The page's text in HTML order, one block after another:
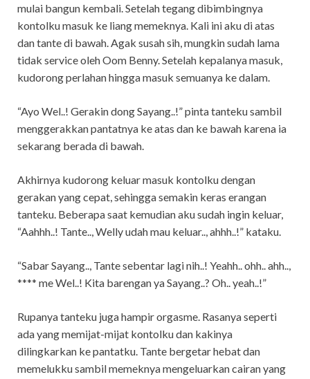
mulai bangun kembali. Setelah tegang dibimbingnya
kontolku masuk ke liang memeknya. Kali ini aku di atas
dan tante di bawah. Agak susah sih, mungkin sudah lama
tidak service oleh Oom Benny. Setelah kepalanya masuk,
kudorong perlahan hingga masuk semuanya ke dalam.
“Ayo Wel..! Gerakin dong Sayang..!” pinta tanteku sambil
menggerakkan pantatnya ke atas dan ke bawah karena ia
sekarang berada di bawah.
Akhirnya kudorong keluar masuk kontolku dengan
gerakan yang cepat, sehingga semakin keras erangan
tanteku. Beberapa saat kemudian aku sudah ingin keluar,
“Aahhh..! Tante.., Welly udah mau keluar.., ahhh..!” kataku.
“Sabar Sayang.., Tante sebentar lagi nih..! Yeahh.. ohh.. ahh..,
**** me Wel..! Kita barengan ya Sayang..? Oh.. yeah..!”
Rupanya tanteku juga hampir orgasme. Rasanya seperti
ada yang memijat-mijat kontolku dan kakinya
dilingkarkan ke pantatku. Tante bergetar hebat dan
memelukku sambil memeknya mengeluarkan cairan yang